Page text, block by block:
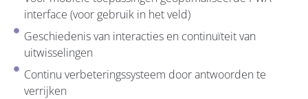
interface (voor gebruik in het veld)
Geschiedenis van interacties en continuïteit van
uitwisselingen
Continu verbeteringssysteem door antwoorden te
verrijken